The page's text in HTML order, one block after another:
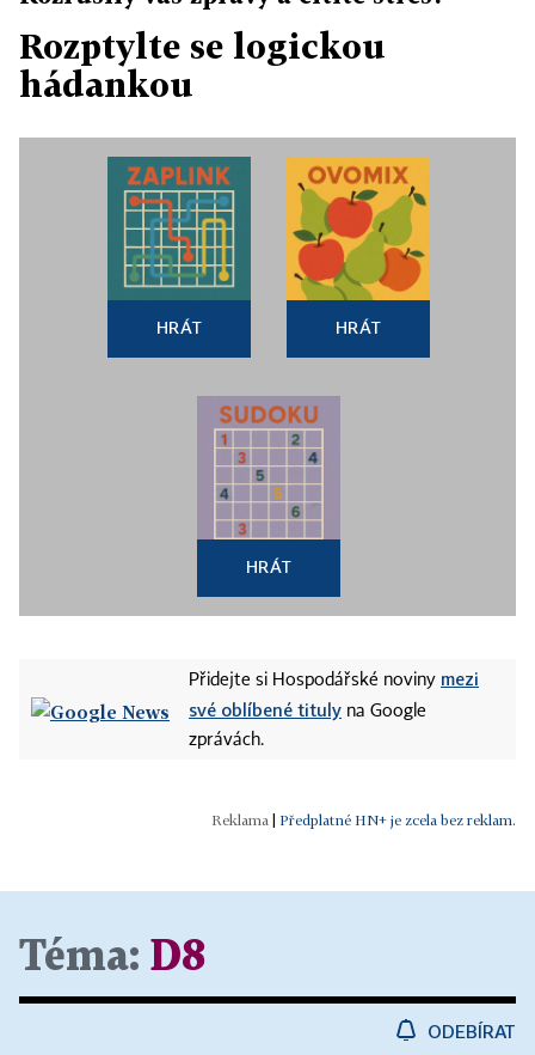
Rozptylte se logickou
hádankou
HRÁT HRÁT
HRÁT
Přidejte si Hospodářské noviny mezi
své oblíbené tituly na Google
zprávách.
Předplatné HN+ je zcela bez reklam.
Téma: D8
ODEBÍRAT